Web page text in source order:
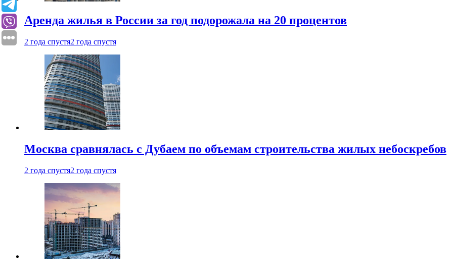
Аренда жилья в России за год подорожала на 20 процентов
2 года спустя2 года спустя
Москва сравнялась с Дубаем по объемам строительства жилых небоскребов
2 года спустя2 года спустя